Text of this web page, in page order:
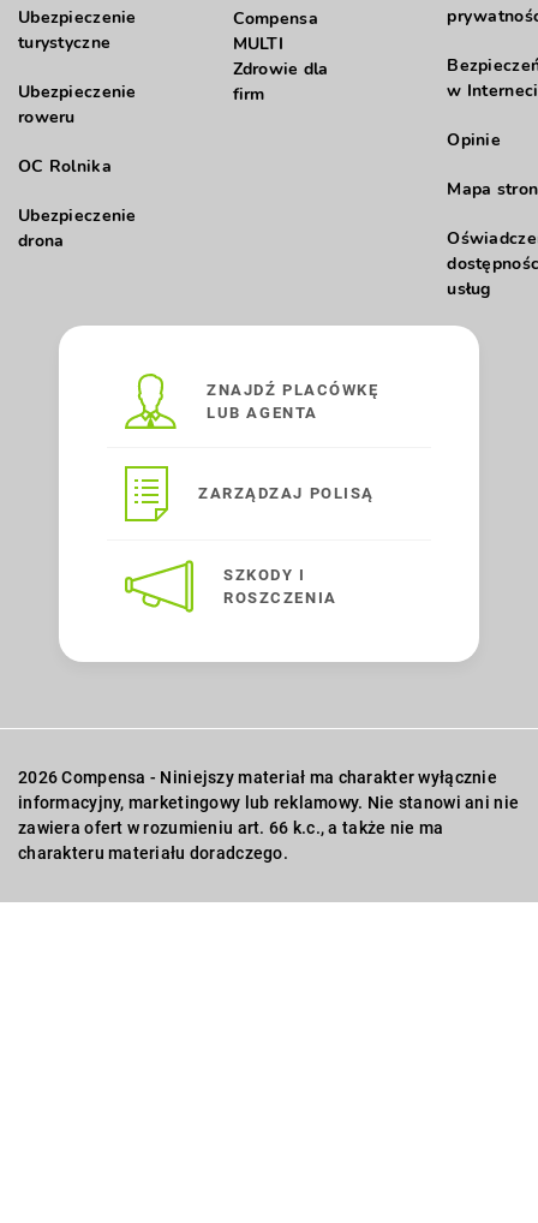
Ubezpieczenie
turystyczne
Ubezpieczenie
roweru
OC Rolnika
Ubezpieczenie
drona
Compensa
MULTI
Zdrowie dla
firm
w
Opinie
Mapa
usług
ZNAJDŹ PLACÓWKĘ
LUB AGENTA
ZARZĄDZAJ POLISĄ
SZKODY I
ROSZCZENIA
2026 Compensa - Niniejszy materiał ma charakter wyłącznie
informacyjny, marketingowy lub reklamowy. Nie stanowi ani nie
zawiera ofert w rozumieniu art. 66 k.c., a także nie ma
charakteru materiału doradczego.